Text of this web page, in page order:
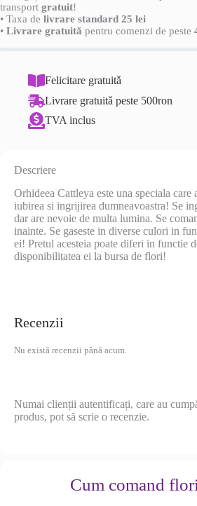
transport gratuit!
• Taxa de livrare standard 25 lei
• Livrare gratuită pentru comenzi de peste
Felicitare gratuitǎ
Livrare gratuitǎ peste 500ron
TVA inclus
Descriere
Orhideea Cattleya este una speciala care
iubirea si ingrijirea dumneavoastra! Se
dar are nevoie de multa lumina. Se
inainte. Se gaseste in diverse culori in
ei! Pretul acesteia poate diferi in functie
disponibilitatea ei la bursa de flori!
Recenzii
Nu există recenzii până acum.
Numai clienții autentificați, care au
produs, pot să scrie o recenzie.
Cum comand